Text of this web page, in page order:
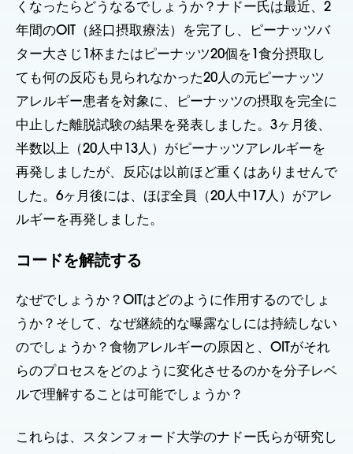
くなったらどうなるでしょうか？ナドー氏は最近、2
年間のOIT（経口摂取療法）を完了し、ピーナッツバ
ター大さじ1杯またはピーナッツ20個を1食分摂取し
ても何の反応も見られなかった20人の元ピーナッツ
アレルギー患者を対象に、ピーナッツの摂取を完全に
中止した離脱試験の結果を発表しました。3ヶ月後、
半数以上（20人中13人）がピーナッツアレルギーを
再発しましたが、反応は以前ほど重くはありませんで
した。6ヶ月後には、ほぼ全員（20人中17人）がアレ
ルギーを再発しました。
コードを解読する
なぜでしょうか？OITはどのように作用するのでしょ
うか？そして、なぜ継続的な曝露なしには持続しない
のでしょうか？食物アレルギーの原因と、OITがそれ
らのプロセスをどのように変化させるのかを分子レベ
ルで理解することは可能でしょうか？
これらは、スタンフォード大学のナドー氏らが研究し